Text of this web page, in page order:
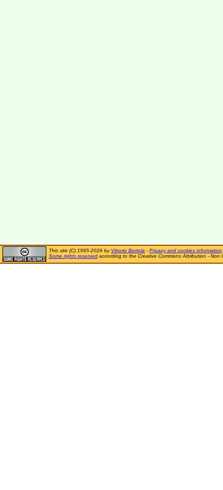
This site (C) 1995-2026 by Vittorio Bertola - Privacy and cookies information
Some rights reserved according to the Creative Commons Attribution - Non